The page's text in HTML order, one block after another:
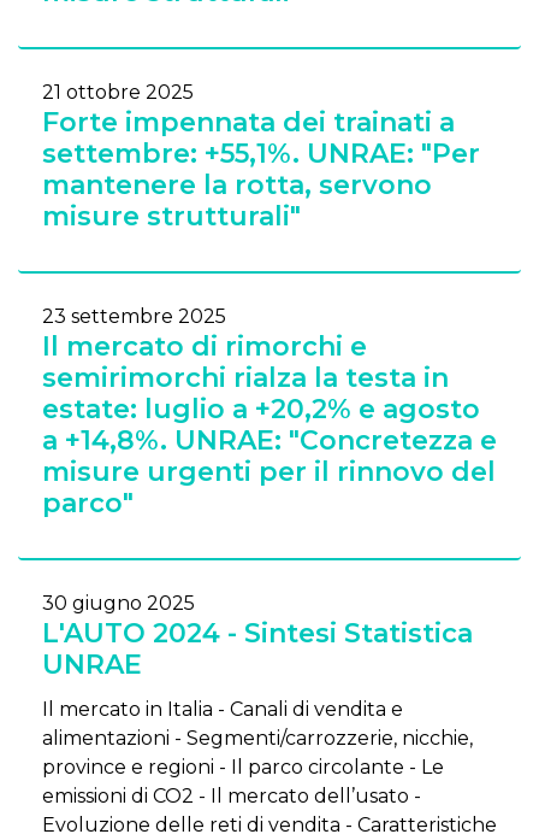
21 ottobre 2025
Forte impennata dei trainati a
settembre: +55,1%. UNRAE: "Per
mantenere la rotta, servono
misure strutturali"
23 settembre 2025
Il mercato di rimorchi e
semirimorchi rialza la testa in
estate: luglio a +20,2% e agosto
a +14,8%. UNRAE: "Concretezza e
misure urgenti per il rinnovo del
parco"
30 giugno 2025
L'AUTO 2024 - Sintesi Statistica
UNRAE
Il mercato in Italia - Canali di vendita e
alimentazioni - Segmenti/carrozzerie, nicchie,
province e regioni - Il parco circolante - Le
emissioni di CO2 - Il mercato dell’usato -
Evoluzione delle reti di vendita - Caratteristiche